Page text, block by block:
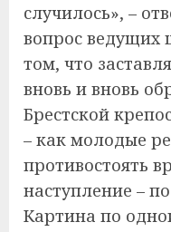
случилось», –
вопрос ведущих
том, что
вновь и вновь
Брестской
– как молодые
противостоять
наступление –
Картина по